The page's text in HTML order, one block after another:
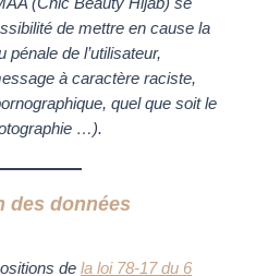
de mettre en cause la
de l’utilisateur,
à caractère raciste,
quel que soit le
…).
des données
de la loi 78-17 du 6